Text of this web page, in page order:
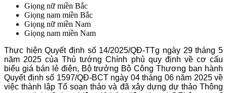
Giọng nữ miền Bắc
Giọng nam miền Bắc
Giọng nữ miền Nam
Giọng nam miền Nam
Thực hiện Quyết định số 14/2025/QĐ-TTg ngày 29 tháng 5
năm 2025 của Thủ tướng Chính phủ quy định về cơ cấu
biểu giá bán lẻ điện, Bộ trưởng Bộ Công Thương ban hành
Quyết định số 1597/QĐ-BCT ngày 04 tháng 06 năm 2025 về
việc thành lập Tổ soạn thảo và đã xây dựng dự thảo Thông